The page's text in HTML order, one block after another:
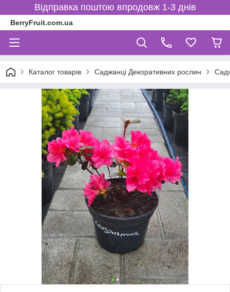
Відправка поштою впродовж 1-3 днів
BerryFruit.com.ua
Каталог товарів Саджанці Декоративних рослин